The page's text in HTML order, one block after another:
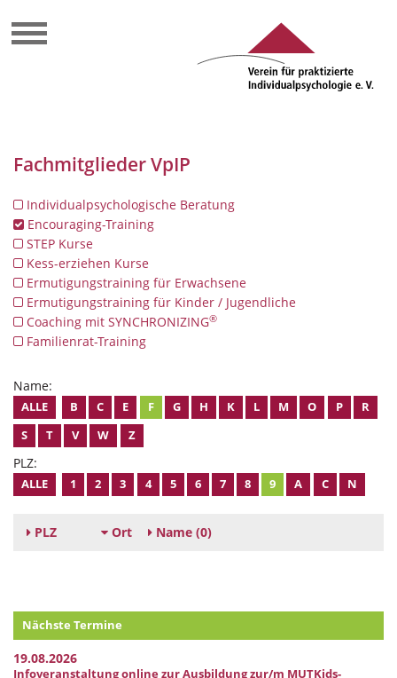
Fachmitglieder VpIP
Individualpsychologische Beratung
Encouraging-Training
STEP Kurse
Kess-erziehen Kurse
Ermutigungstraining für Erwachsene
Ermutigungstraining für Kinder / Jugendliche
Coaching mit SYNCHRONIZING®
Familienrat-Training
Name:
ALLE B C E F G H K L M O P
R
S
T V W Z
PLZ:
ALLE 1 2 3 4 5 6 7 8 9 A C N
PLZ Ort Name (0)
Nächste Termine
19.08.2026
Infoveranstaltung online zur Ausbildung zur/m MUTKids-